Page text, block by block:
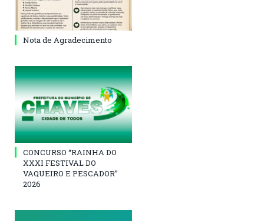
Nota de Agradecimento
CONCURSO “RAINHA DO
XXXI FESTIVAL DO
VAQUEIRO E PESCADOR”
2026